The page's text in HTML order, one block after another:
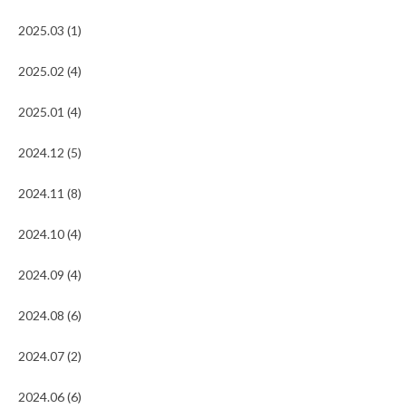
2025.03 (1)
2025.02 (4)
2025.01 (4)
2024.12 (5)
2024.11 (8)
2024.10 (4)
2024.09 (4)
2024.08 (6)
2024.07 (2)
2024.06 (6)